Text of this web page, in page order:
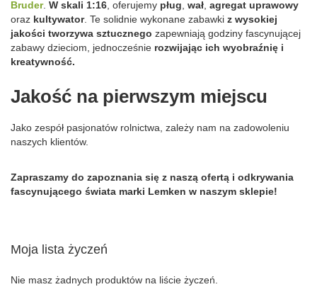
Bruder. W skali 1:16 , oferujemy pług wał agregat uprawowy
oraz kultywator. Te solidnie wykonane zabawki z wysokiej
jakości tworzywa sztucznego zapewniają godziny fascynującej
zabawy dzieciom, jednocześnie rozwijając ich wyobraźnię i
kreatywność.
Jakość na pierwszym miejscu
Jako zespół pasjonatów rolnictwa, zależy nam na zadowoleniu
naszych klientów.
Zapraszamy do zapoznania się z naszą ofertą i odkrywania
fascynującego świata marki Lemken w naszym sklepie!
Moja lista życzeń
Nie masz żadnych produktów na liście życzeń.